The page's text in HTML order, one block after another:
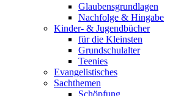
Glaubensgrundlagen
Nachfolge & Hingabe
Kinder- & Jugendbücher
für die Kleinsten
Grundschulalter
Teenies
Evangelistisches
Sachthemen
Schöpfung